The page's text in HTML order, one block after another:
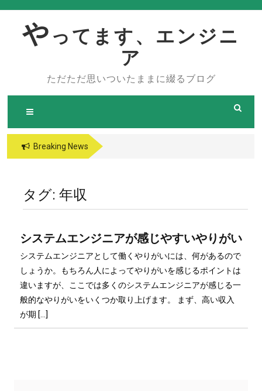
contentや ってます、エンジニ
ア
ただただ思いついたままに綴るブログ
Breaking News
タグ: 年収
システムエンジニアが感じやすいやりがい
システムエンジニアとして働くやりがいには、何があるので
しょうか。もちろん人によってやりがいを感じるポイントは
違いますが、ここでは多くのシステムエンジニアが感じる一
般的なやりがいをいくつか取り上げます。 まず、高い収入
が期 […]